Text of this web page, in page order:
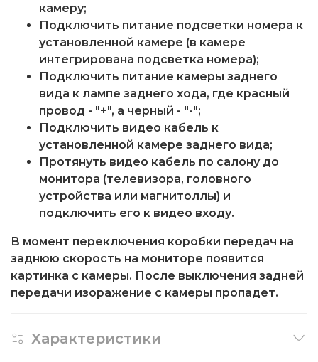
камеру;
Подключить питание подсветки номера к
установленной камере (в камере
интегрирована подсветка номера);
Подключить питание камеры заднего
вида к лампе заднего хода, где красный
провод - "+", а черный - "-";
Подключить видео кабель к
установленной камере заднего вида;
Протянуть видео кабель по салону до
монитора (телевизора, головного
устройства или магнитоллы) и
подключить его к видео входу.
В момент переключения коробки передач на
заднюю скорость на мониторе появится
картинка с камеры. После выключения задней
передачи изоражение с камеры пропадет.
Характеристики